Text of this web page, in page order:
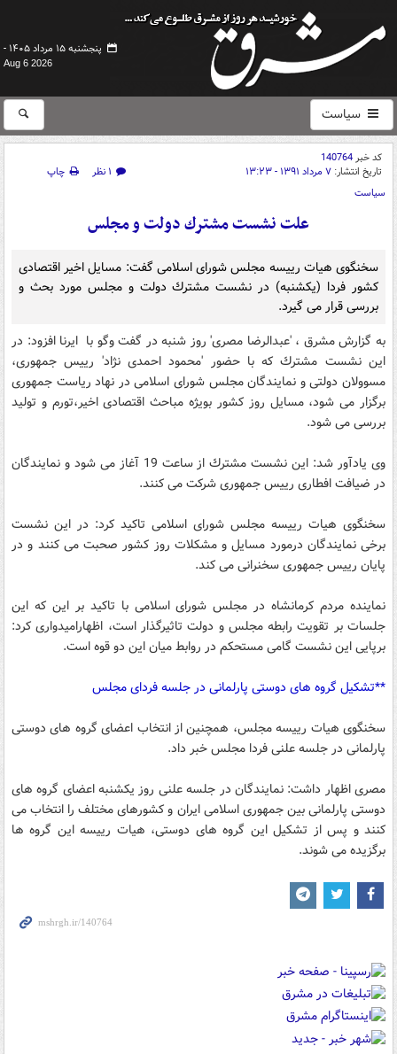
پنجشنبه ۱۵ مرداد ۱۴۰۵ -
Aug 6 2026
سیاست
کد خبر140764
تاریخ انتشار: ۷ مرداد ۱۳۹۱ - ۱۳:۲۳ ۱ نظر
چاپ
سیاست
علت نشست مشترك دولت و مجلس
سخنگوی هیات رییسه مجلس شورای اسلامی گفت: مسایل اخیر اقتصادی
كشور فردا (یكشنبه) در نشست مشترك دولت و مجلس مورد بحث و
بررسی قرار می گیرد.
به گزارش مشرق ، 'عبدالرضا مصری' روز شنبه در گفت وگو با ایرنا افزود: در
این نشست مشترك كه با حضور 'محمود احمدی نژاد' رییس جمهوری،
مسوولان دولتی و نمایندگان مجلس شورای اسلامی در نهاد ریاست جمهوری
برگزار می شود، مسایل روز كشور بویژه مباحث اقتصادی اخیر،تورم و تولید
بررسی می شود.
وی یادآور شد: این نشست مشترك از ساعت 19 آغاز می شود و نمایندگان
در ضیافت افطاری رییس جمهوری شركت می كنند.
سخنگوی هیات رییسه مجلس شورای اسلامی تاكید كرد: در این نشست
برخی نمایندگان درمورد مسایل و مشكلات روز كشور صحبت می كنند و در
پایان رییس جمهوری سخنرانی می كند.
نماینده مردم كرمانشاه در مجلس شورای اسلامی با تاكید بر این كه این
جلسات بر تقویت رابطه مجلس و دولت تاثیرگذار است، اظهارامیدواری كرد:
برپایی این نشست گامی مستحكم در روابط میان این دو قوه است.
**تشكیل گروه های دوستی پارلمانی در جلسه فردای مجلس
سخنگوی هیات رییسه مجلس، همچنین از انتخاب اعضای گروه های دوستی
پارلمانی در جلسه علنی فردا مجلس خبر داد.
مصری اظهار داشت: نمایندگان در جلسه علنی روز یكشنبه اعضای گروه های
دوستی پارلمانی بین جمهوری اسلامی ایران و كشورهای مختلف را انتخاب می
كنند و پس از تشكیل این گروه های دوستی، هیات رییسه این گروه ها
برگزیده می شوند.